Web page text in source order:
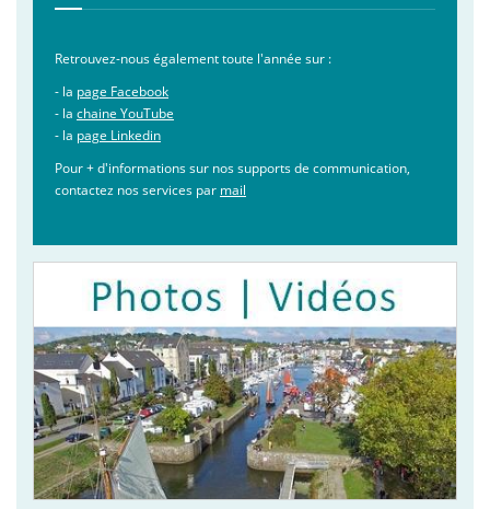
Retrouvez-nous également toute l'année sur :
- la page Facebook
- la chaine YouTube
- la page Linkedin
Pour + d'informations sur nos supports de communication,
contactez nos services par mail